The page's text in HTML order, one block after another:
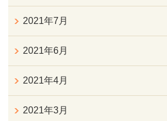
2021年7月
2021年6月
2021年4月
2021年3月